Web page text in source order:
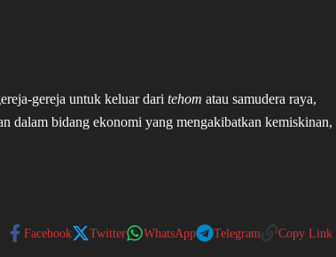
gereja untuk keluar dari tehom atau samudera raya,
dalam bidang ekonomi yang mengakibatkan kemiskinan,
Facebook Twitter WhatsApp Telegram Copy Link